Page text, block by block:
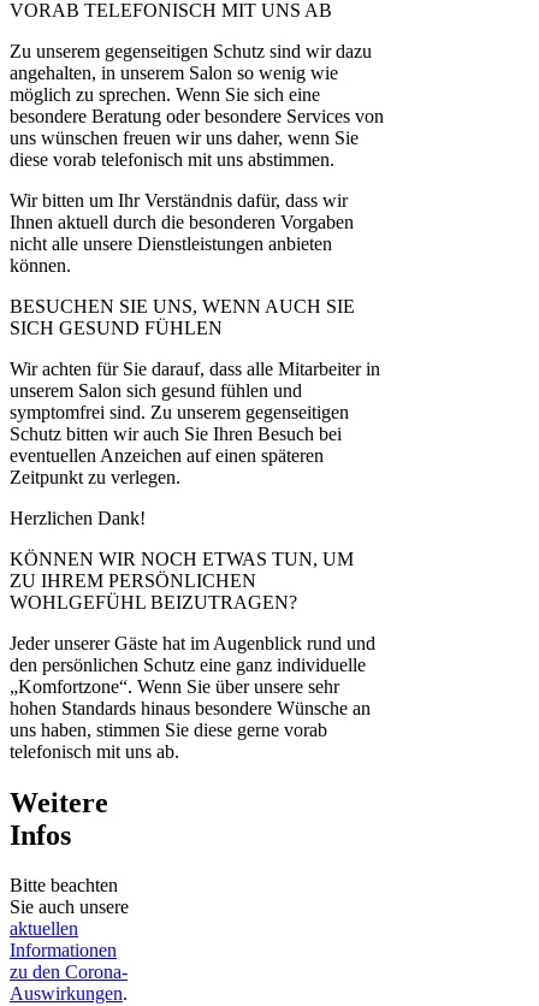
VORAB TELEFONISCH MIT UNS AB
Zu unserem gegenseitigen Schutz sind wir dazu
angehalten, in unserem Salon so wenig wie
möglich zu sprechen. Wenn Sie sich eine
besondere Beratung oder besondere Services von
uns wünschen freuen wir uns daher, wenn Sie
diese vorab telefonisch mit uns abstimmen.
Wir bitten um Ihr Verständnis dafür, dass wir
Ihnen aktuell durch die besonderen Vorgaben
nicht alle unsere Dienstleistungen anbieten
können.
BESUCHEN SIE UNS, WENN AUCH SIE
SICH GESUND FÜHLEN
Wir achten für Sie darauf, dass alle Mitarbeiter in
unserem Salon sich gesund fühlen und
symptomfrei sind. Zu unserem gegenseitigen
Schutz bitten wir auch Sie Ihren Besuch bei
eventuellen Anzeichen auf einen späteren
Zeitpunkt zu verlegen.
Herzlichen Dank!
KÖNNEN WIR NOCH ETWAS TUN, UM
ZU IHREM PERSÖNLICHEN
WOHLGEFÜHL BEIZUTRAGEN?
Jeder unserer Gäste hat im Augenblick rund und
den persönlichen Schutz eine ganz individuelle
„Komfortzone“. Wenn Sie über unsere sehr
hohen Standards hinaus besondere Wünsche an
uns haben, stimmen Sie diese gerne vorab
telefonisch mit uns ab.
Weitere
Infos
Bitte beachten
Sie auch unsere
aktuellen
Informationen
zu den Corona-
Auswirkungen.